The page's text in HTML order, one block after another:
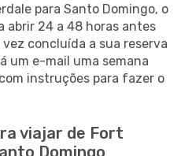
para Santo Domingo, o
abrir 24 a 48 horas antes
concluída a sua reserva
um e-mail uma semana
instruções para fazer o
viajar de Fort
Domingo